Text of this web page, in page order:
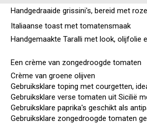
Handgedraaide grissini's, bereid met
Italiaanse toast met tomatensmaak
Handgemaakte Taralli met look, olijfolie
Een crème van zongedroogde tomaten
Crème van groene olijven
Gebruiksklare toping met courgetten,
Gebruiksklare verse tomaten uit Sicilië
Gebruiksklare paprika's geschikt als
Gebruiksklare zongedroogde tomaten